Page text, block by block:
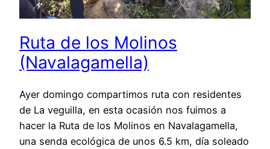
Ruta de los Molinos
(Navalagamella)
Ayer domingo compartimos ruta con residentes
de La veguilla, en esta ocasión nos fuimos a
hacer la Ruta de los Molinos en Navalagamella,
una senda ecológica de unos 6.5 km, día soleado